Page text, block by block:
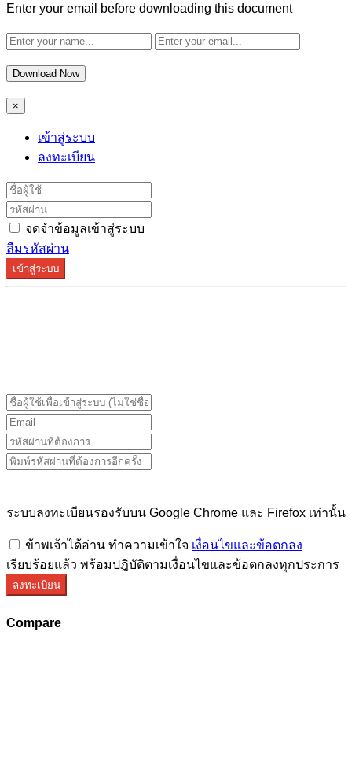
Enter your email before downloading this document
Download Now
×
เข้าสู่ระบบ
ลงทะเบียน
จดจำข้อมูลเข้าสู่ระบบ
ลืมรหัสผ่าน
เข้าสู่ระบบ
ระบบลงทะเบียนรองรับบน Google Chrome และ Firefox เท่านั้น
ข้าพเจ้าได้อ่าน ทำความเข้าใจ เงื่อนไขและข้อตกลง
เรียบร้อยแล้ว พร้อมปฎิบัติตามเงื่อนไขและข้อตกลงทุกประการ
ลงทะเบียน
Compare